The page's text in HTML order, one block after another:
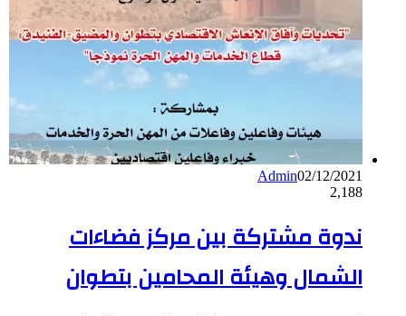
Admin02/12/2021
2,188
ندوة مشتركة بين مركز فضاءات
الشمال وهيئة المحامين بتطوان